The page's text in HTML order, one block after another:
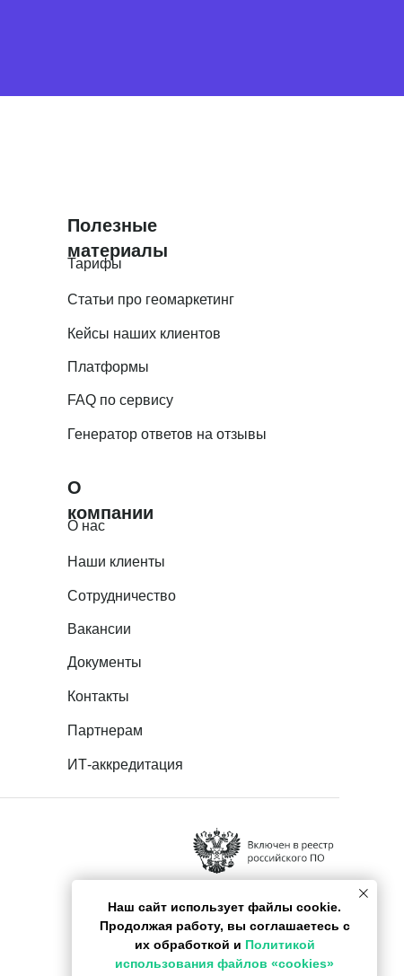
О
компании
О нас
Наши клиенты
Сотрудничество
Вакансии
Документы
Контакты
Партнерам
ИТ-аккредитация
Полезные
материалы
Тарифы
Статьи про геомаркетинг
Кейсы наших клиентов
Платформы
FAQ по сервису
Генератор ответов на отзывы
Наш сайт использует файлы cookie.
Продолжая работу, вы соглашаетесь с
их обработкой и Политикой
использования файлов «cookies»